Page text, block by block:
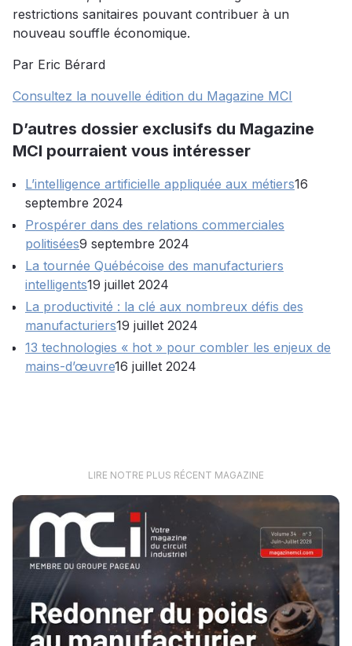
restrictions sanitaires pouvant contribuer à un
nouveau souffle économique.
Par Eric Bérard
Consultez la nouvelle édition du Magazine MCI
D’autres dossier exclusifs du Magazine
MCI pourraient vous intéresser
L’intelligence artificielle appliquée aux métiers16
septembre 2024
Prospérer dans des relations commerciales
politisées9 septembre 2024
La tournée Québécoise des manufacturiers
intelligents19 juillet 2024
La productivité : la clé aux nombreux défis des
manufacturiers19 juillet 2024
13 technologies « hot » pour combler les enjeux de
mains-d’œuvre16 juillet 2024
LIRE NOTRE PLUS RÉCENT MAGAZINE